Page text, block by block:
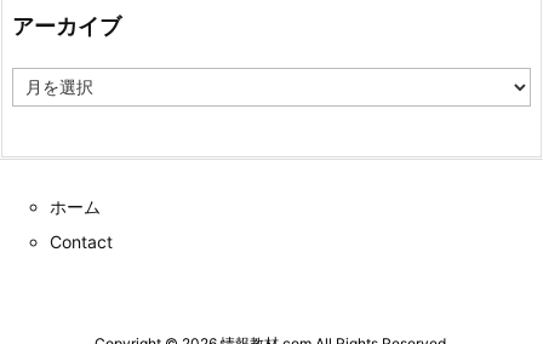
アーカイブ
ー
ホーム
Contact